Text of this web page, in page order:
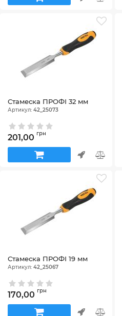
Стамеска ПРОФІ 32 мм
Артикул: 42_25073
201,00 грн
Стамеска ПРОФІ 19 мм
Артикул: 42_25067
170,00 грн